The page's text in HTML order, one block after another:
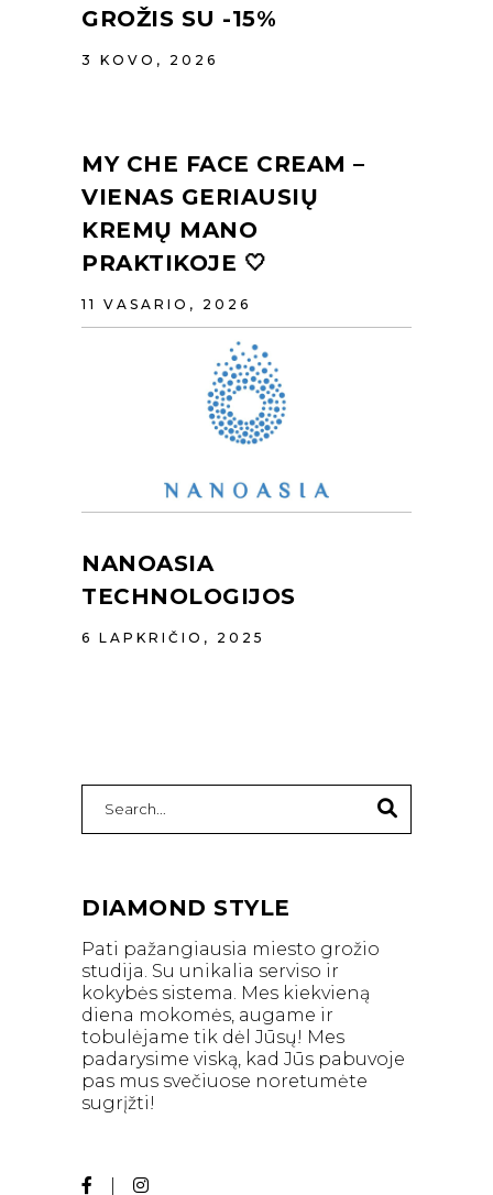
GROŽIS SU -15%
3 KOVO, 2026
MY CHE FACE CREAM –
VIENAS GERIAUSIŲ
KREMŲ MANO
PRAKTIKOJE 🤍
11 VASARIO, 2026
NANOASIA
TECHNOLOGIJOS
6 LAPKRIČIO, 2025
for:
DIAMOND STYLE
Pati pažangiausia miesto grožio
studija. Su unikalia serviso ir
kokybės sistema. Mes kiekvieną
diena mokomės, augame ir
tobulėjame tik dėl Jūsų! Mes
padarysime viską, kad Jūs pabuvoje
pas mus svečiuose noretumėte
sugrįžti!